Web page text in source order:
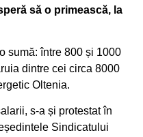
să o primească, la
sumă: între 800 și 1000
dintre cei circa 8000
Oltenia.
s-a și protestat în
Sindicatului